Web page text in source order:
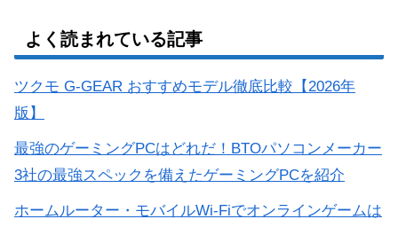
よく読まれている記事
ツクモ G-GEAR おすすめモデル徹底比較【2026年
版】
最強のゲーミングPCはどれだ！BTOパソコンメーカー
3社の最強スペックを備えたゲーミングPCを紹介
ホームルーター・モバイルWi-Fiでオンラインゲームは